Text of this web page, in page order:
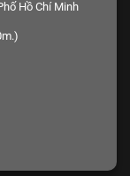
Hồ Chí Minh